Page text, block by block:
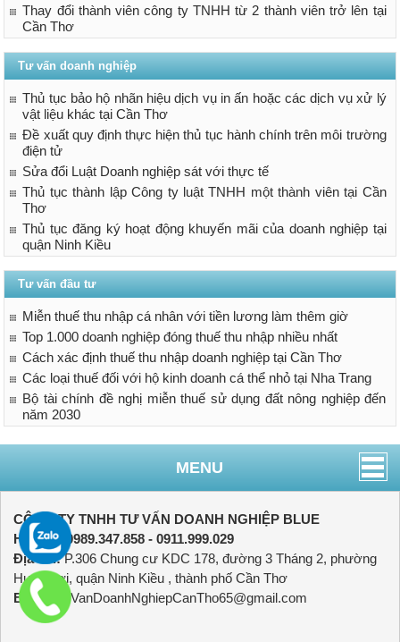
Thay đổi thành viên công ty TNHH từ 2 thành viên trở lên tại
Cần Thơ
Tư vấn doanh nghiệp
Thủ tục bảo hộ nhãn hiệu dịch vụ in ấn hoặc các dịch vụ xử lý
vật liệu khác tại Cần Thơ
Đề xuất quy định thực hiện thủ tục hành chính trên môi trường
điện tử
Sửa đổi Luật Doanh nghiệp sát với thực tế
Thủ tục thành lập Công ty luật TNHH một thành viên tại Cần
Thơ
Thủ tục đăng ký hoạt động khuyến mãi của doanh nghiệp tại
quận Ninh Kiều
Tư vấn đầu tư
Miễn thuế thu nhập cá nhân với tiền lương làm thêm giờ
Top 1.000 doanh nghiệp đóng thuế thu nhập nhiều nhất
Cách xác định thuế thu nhập doanh nghiệp tại Cần Thơ
Các loại thuế đối với hộ kinh doanh cá thể nhỏ tại Nha Trang
Bộ tài chính đề nghị miễn thuế sử dụng đất nông nghiệp đến
năm 2030
MENU
CÔNG TY TNHH TƯ VẤN DOANH NGHIỆP BLUE
Hotline:
0989.347.858 - 0911.999.029
Địa chỉ:P.306 Chung cư KDC 178, đường 3 Tháng 2, phường
Hưng Lợi, quận Ninh Kiều , thành phố Cần Thơ
Email:
TuVanDoanhNghiepCanTho65@gmail.com